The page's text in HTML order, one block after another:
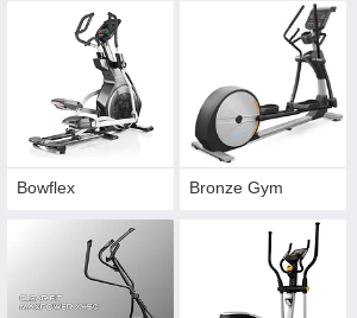
хода отличается второй из
Заказать и купить тренажер
также выгодно для домашних
он отличается бесшумностью своей
является третий из видов продукции.
тренажер для дома такого вида вы
а также иметь возможность
занятий. У нас вы можете
электромагнитный эллипсоид со
такую современную
продукцию достаточно высока.
Bowflex Bronze Gym